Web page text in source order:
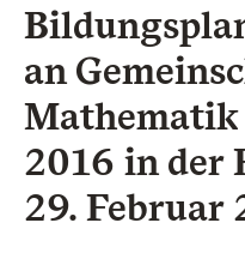
an
Mathematik
2016 in der
29. Februar